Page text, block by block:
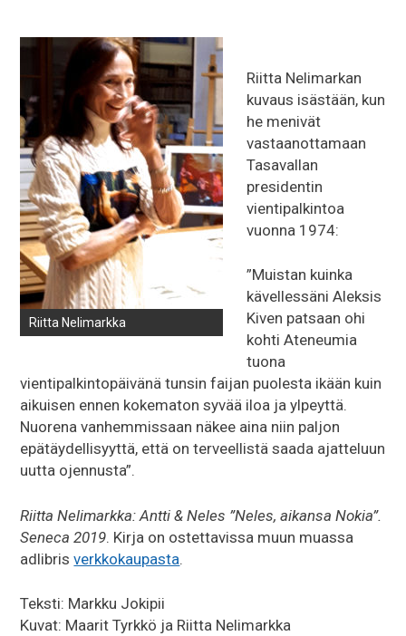
Riitta Nelimarkka
Riitta Nelimarkan
kuvaus isästään, kun
he menivät
vastaanottamaan
Tasavallan
presidentin
vientipalkintoa
vuonna 1974:
”Muistan kuinka
kävellessäni Aleksis
Kiven patsaan ohi
kohti Ateneumia
tuona
vientipalkintopäivänä tunsin faijan puolesta ikään kuin
aikuisen ennen kokematon syvää iloa ja ylpeyttä.
Nuorena vanhemmissaan näkee aina niin paljon
epätäydellisyyttä, että on terveellistä saada ajatteluun
uutta ojennusta”.
Riitta Nelimarkka: Antti & Neles ”Neles, aikansa Nokia”.
Seneca 2019. Kirja on ostettavissa muun muassa
adlibrisverkkokaupasta.
Teksti: Markku Jokipii
Kuvat: Maarit Tyrkkö ja Riitta Nelimarkka